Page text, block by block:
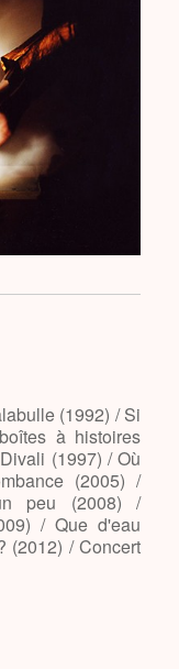
(1992) / Si
à histoires
(1997) / Où
(2005) /
peu (2008) /
/ Que d'eau
(2012) / Concert